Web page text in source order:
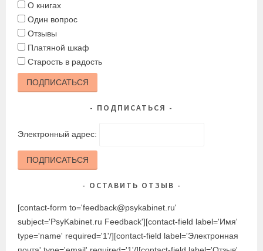
О книгах
Один вопрос
Отзывы
Платяной шкаф
Старость в радость
ПОДПИСАТЬСЯ
ПОДПИСАТЬСЯ
Электронный адрес:
ПОДПИСАТЬСЯ
ОСТАВИТЬ ОТЗЫВ
[contact-form to='feedback@psykabinet.ru'
subject='PsyKabinet.ru Feedback'][contact-field label='Имя'
type='name' required='1'/][contact-field label='Электронная